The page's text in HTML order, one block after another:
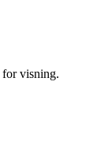
for visning.